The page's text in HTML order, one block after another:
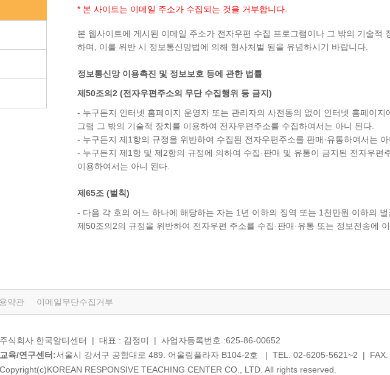
* 본 사이트는 이메일 주소가 수집되는 것을 거부합니다.
본 웹사이트에 게시된 이메일 주소가 전자우편 수집 프로그램이나 그 밖의 기술적
하며, 이를 위반 시 정보통신망법에 의해 형사처벌 됨을 유념하시기 바랍니다.
정보통신망 이용촉진 및 정보보호 등에 관한 법률
제50조의2 (전자우편주소의 무단 수집행위 등 금지)
- 누구든지 인터넷 홈페이지 운영자 또는 관리자의 사전동의 없이 인터넷 홈페이
그램 그 밖의 기술적 장치를 이용하여 전자우편주소를 수집하여서는 아니 된다.
- 누구든지 제1항의 규정을 위반하여 수집된 전자우편주소를 판매·유통하여서는 아
- 누구든지 제1항 및 제2항의 규정에 의하여 수집·판매 및 유통이 금지된 전자우편
이용하여서는 아니 된다.
제65조 (벌칙)
- 다음 각 호의 어느 하나에 해당하는 자는 1년 이하의 징역 또는 1천만원 이하의 벌
제50조의2의 규정을 위반하여 전자우편 주소를 수집·판매·유통 또는 정보전송에
약관 이메일무단수집거부
주식회사 한국알티센터 | 대표 : 김정미 | 사업자등록번호 :625-86-00652
교육/연구센터:서울시 강서구 공항대로 489. 어울림플라자 B104-2호 | TEL. 02-6205-5621~2 | FAX.
Copyright(c)KOREAN RESPONSIVE TEACHING CENTER CO., LTD. All rights reserved.